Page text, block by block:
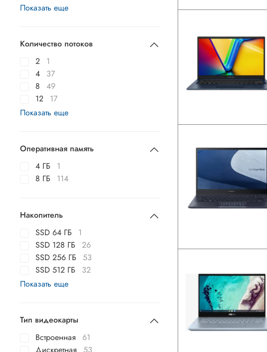
Показать еще
Количество потоков
2
1
4
37
8
49
12
17
Показать еще
Оперативная память
4 ГБ
1
8 ГБ
114
Накопитель
SSD 64 ГБ
1
SSD 128 ГБ
26
SSD 256 ГБ
53
SSD 512 ГБ
32
Показать еще
Тип видеокарты
Встроенная
61
Дискретная
53